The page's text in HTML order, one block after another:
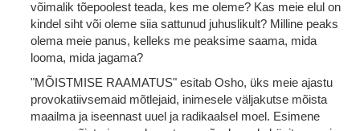
võimalik tõepoolest teada, kes me oleme? Kas meie elul on
kindel siht või oleme siia sattunud juhuslikult? Milline peaks
olema meie panus, kelleks me peaksime saama, mida
looma, mida jagama?
"MÕISTMISE RAAMATUS" esitab Osho, üks meie ajastu
provokatiivsemaid mõtlejaid, inimesele väljakutse mõista
maailma ja iseennast uuel ja radikaalsel moel. Esimene